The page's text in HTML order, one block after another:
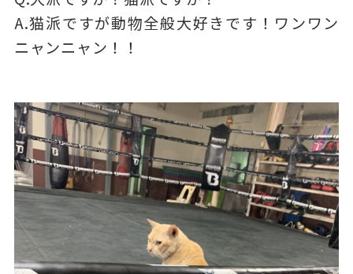
A.猫派ですが動物全般大好きです！ワンワン
ニャンニャン！！